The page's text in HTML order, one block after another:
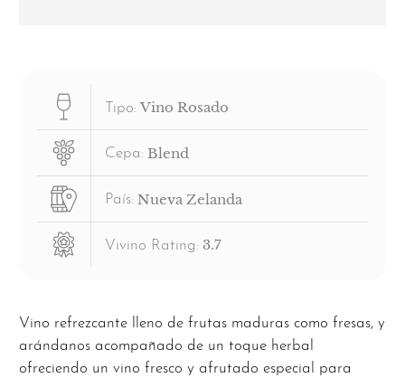
Tipo: Vino Rosado
Cepa: Blend
País: Nueva Zelanda
Vivino Rating: 3.7
Vino refrezcante lleno de frutas maduras como fresas, y
arándanos acompañado de un toque herbal
ofreciendo un vino fresco y afrutado especial para